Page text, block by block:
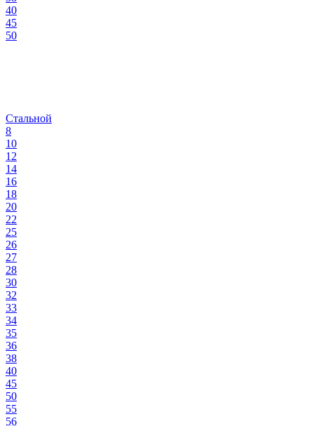
40
45
50
Стальной
8
10
12
14
16
18
20
22
25
26
27
28
30
32
33
34
35
36
38
40
45
50
55
56